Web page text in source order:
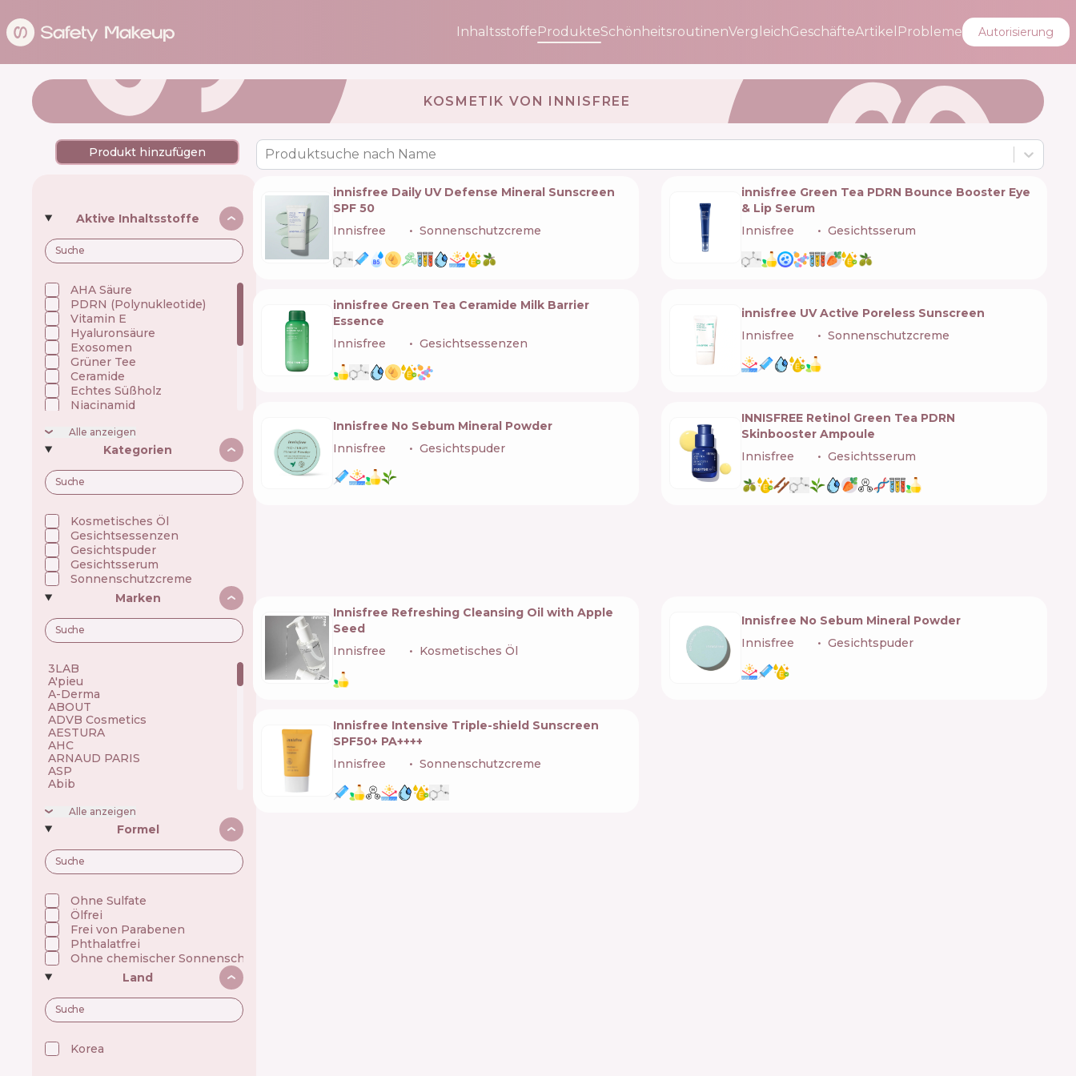
InhaltsstoffeProdukteSchönheitsroutinenVergleichGeschäfteArtikel Probleme Autorisierung
KOSMETIK VON INNISFREE 🇰🇷
Produkt hinzufügen
Aktive Inhaltsstoffe
AHA Säure
PDRN (Polynukleotide)
Vitamin E
Hyaluronsäure
Exosomen
Grüner Tee
Ceramide
Echtes Süßholz
Niacinamid
Panthenol (Vitamin B5)
Peptide
Retinol (Vitamin A)
Silikon
UV filter
Indischer wassernabel
Alle anzeigen
Kategorien
Kosmetisches Öl
Gesichtsessenzen
Gesichtspuder
Gesichtsserum
Sonnenschutzcreme
Marken
3LAB 🇺🇸
A'pieu 🇰🇷
A-Derma 🇫🇷
ABOUT 🇺🇦
ADVB Cosmetics 🇹🇷
AESTURA 🇰🇷
AHC 🇰🇷
ARNAUD PARIS 🇫🇷
ASP 🇬🇧
Abib 🇰🇷
Achroactive Max 🇧🇬
Acnemy 🇪🇸
Acure 🇺🇸
Acwell 🇰🇷
Ada Tina 🇧🇷
Aesop 🇦🇺
Alfaparf 🇮🇹
Allen Mak 🇧🇬
Allies of Skin 🇸🇬
Alpecin 🇩🇪
Alpha H 🇦🇺
American Crew 🇺🇸
Amway 🇺🇸
Andalou Naturals 🇺🇸
Anua 🇰🇷
ApaCare 🇩🇪
Apice Cosmeticos 🇧🇷
Apivita 🇬🇷
Alle anzeigen
Formel
Ohne Sulfate
Ölfrei
Frei von Parabenen
Phthalatfrei
Ohne chemischer Sonnenschutz
Land
Korea 🇰🇷
Produktsuche nach Name
innisfree Daily UV Defense Mineral Sunscreen
SPF 50
Innisfree
Sonnenschutzcreme
innisfree Green Tea PDRN Bounce Booster Eye
& Lip Serum
Innisfree
Gesichtsserum
innisfree Green Tea Ceramide Milk Barrier
Essence
Innisfree
Gesichtsessenzen
innisfree UV Active Poreless Sunscreen
Innisfree
Sonnenschutzcreme
Innisfree No Sebum Mineral Powder
Innisfree
Gesichtspuder
INNISFREE Retinol Green Tea PDRN
Skinbooster Ampoule
Innisfree
Gesichtsserum
Innisfree Refreshing Cleansing Oil with Apple
Seed
Innisfree
Kosmetisches Öl
Innisfree No Sebum Mineral Powder
Innisfree
Gesichtspuder
Innisfree Intensive Triple-shield Sunscreen
SPF50+ PA++++
Innisfree
Sonnenschutzcreme